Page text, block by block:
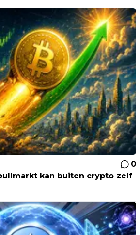
0
kan buiten crypto zelf